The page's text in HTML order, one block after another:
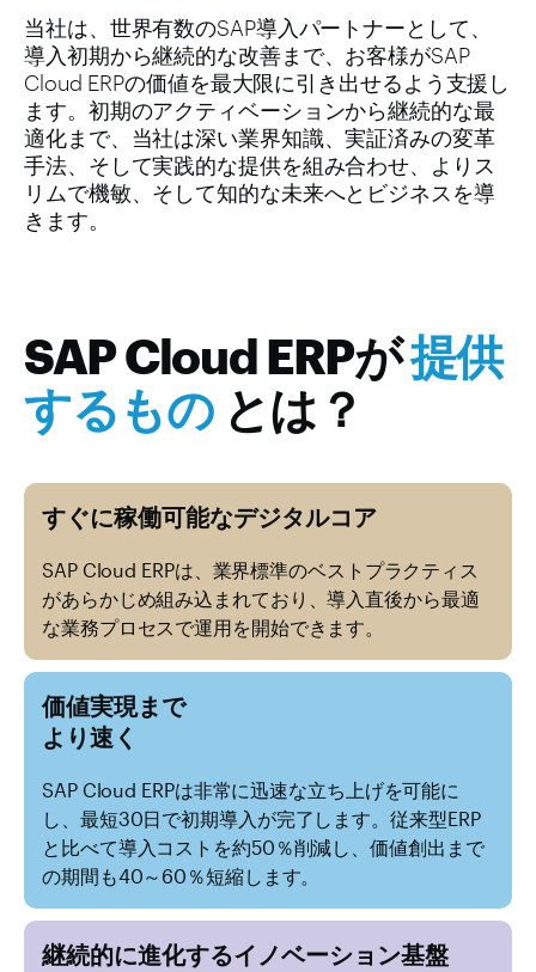
当社は、世界有数のSAP導入パートナーとして、
導入初期から継続的な改善まで、お客様がSAP
Cloud ERPの価値を最大限に引き出せるよう支援し
ます。初期のアクティベーションから継続的な最
適化まで、当社は深い業界知識、実証済みの変革
手法、そして実践的な提供を組み合わせ、よりス
リムで機敏、そして知的な未来へとビジネスを導
きます。
SAP Cloud ERPが提供
するものとは？
すぐに稼働可能なデジタルコア
SAP Cloud ERPは、業界標準のベストプラクティス
があらかじめ組み込まれており、導入直後から最適
な業務プロセスで運用を開始できます。
価値実現まで
より速く
SAP Cloud ERPは非常に迅速な立ち上げを可能に
し、最短30日で初期導入が完了します。従来型ERP
と比べて導入コストを約50％削減し、価値創出まで
の期間も40～60％短縮します。
継続的に進化するイノベーション基盤